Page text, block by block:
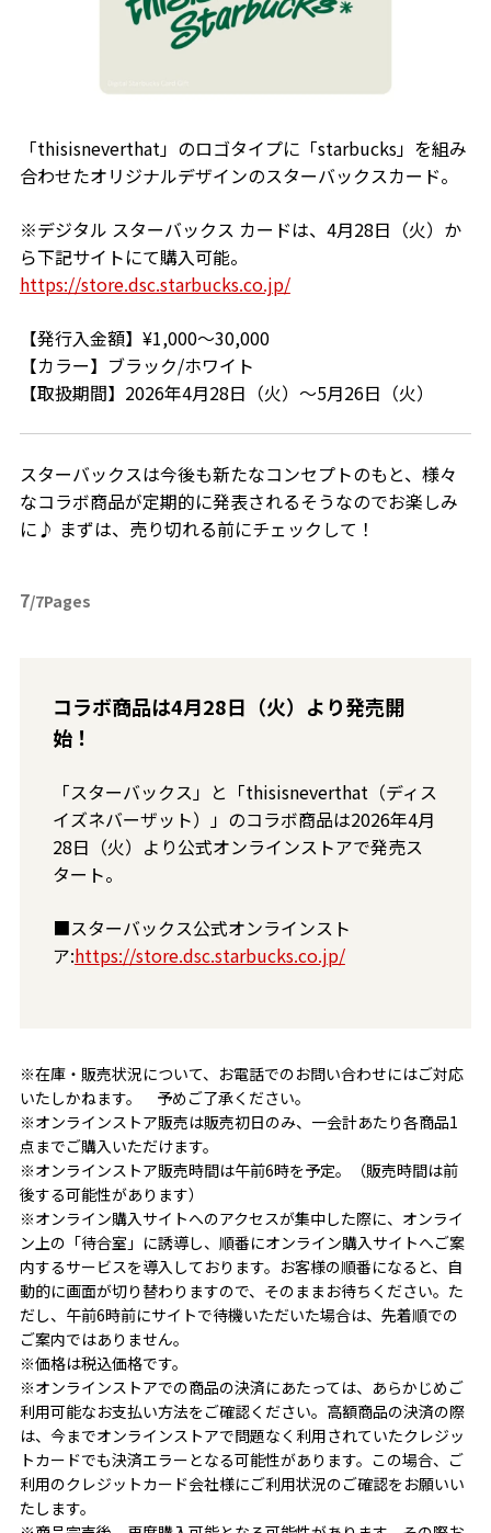
「thisisneverthat」のロゴタイプに「starbucks」を組み
合わせたオリジナルデザインのスターバックスカード。
※デジタル スターバックス カードは、4月28日（火）か
ら下記サイトにて購入可能。
https://store.dsc.starbucks.co.jp/
【発行入金額】¥1,000～30,000
【カラー】ブラック/ホワイト
【取扱期間】2026年4月28日（火）～5月26日（火）
スターバックスは今後も新たなコンセプトのもと、様々
なコラボ商品が定期的に発表されるそうなのでお楽しみ
に♪ まずは、売り切れる前にチェックして！
7/7Pages
コラボ商品は4月28日（火）より発売開
始！
「スターバックス」と「thisisneverthat（ディス
イズネバーザット）」のコラボ商品は2026年4月
28日（火）より公式オンラインストアで発売ス
タート。
■スターバックス公式オンラインスト
ア:https://store.dsc.starbucks.co.jp/
※在庫・販売状況について、お電話でのお問い合わせにはご対応
いたしかねます。 予めご了承ください。
※オンラインストア販売は販売初日のみ、一会計あたり各商品1
点までご購入いただけます。
※オンラインストア販売時間は午前6時を予定。（販売時間は前
後する可能性があります）
※オンライン購入サイトへのアクセスが集中した際に、オンライ
ン上の「待合室」に誘導し、 順番にオンライン購入サイトへご案
内するサービスを導入しております。 お客様の順番になると、自
動的に画面が切り替わりますので、そのままお待ちください。 た
だし、午前6時前にサイトで待機いただいた場合は、先着順での
ご案内ではありません。
※価格は税込価格です。
※オンラインストアでの商品の決済にあたっては、あらかじめご
利用可能なお支払い方法をご確認ください。 高額商品の決済の際
は、今までオンラインストアで問題なく利用されていたクレジッ
トカードでも決済エラーとなる可能性があります。 この場合、ご
利用のクレジットカード会社様にご利用状況のご確認をお願いい
たします。